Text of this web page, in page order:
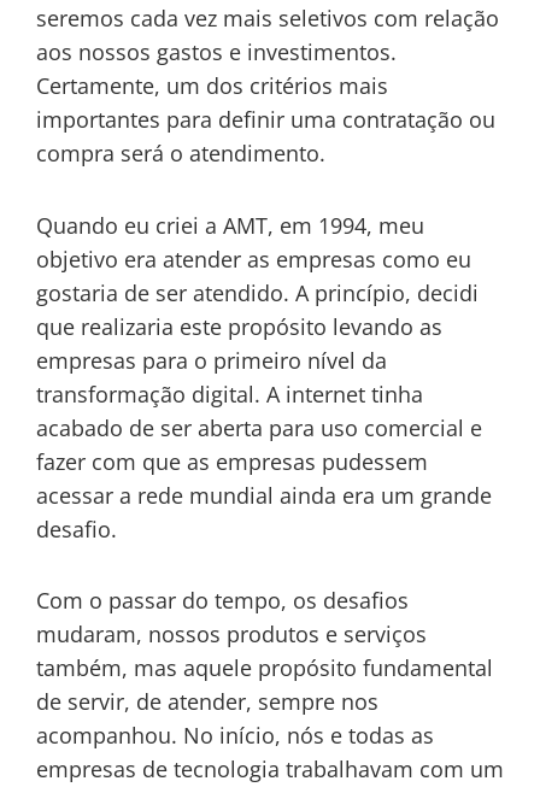
seremos cada vez mais seletivos com relação
aos nossos gastos e investimentos.
Certamente, um dos critérios mais
importantes para definir uma contratação ou
compra será o atendimento.
Quando eu criei a AMT, em 1994, meu
objetivo era atender as empresas como eu
gostaria de ser atendido. A princípio, decidi
que realizaria este propósito levando as
empresas para o primeiro nível da
transformação digital. A internet tinha
acabado de ser aberta para uso comercial e
fazer com que as empresas pudessem
acessar a rede mundial ainda era um grande
desafio.
Com o passar do tempo, os desafios
mudaram, nossos produtos e serviços
também, mas aquele propósito fundamental
de servir, de atender, sempre nos
acompanhou. No início, nós e todas as
empresas de tecnologia trabalhavam com um